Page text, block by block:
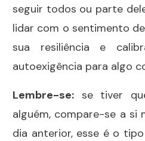
seguir todos ou parte
lidar com o sentimento
sua resiliência e
autoexigência para algo
Lembre-se: se tiver
alguém, compare-se a si
dia anterior, esse é o